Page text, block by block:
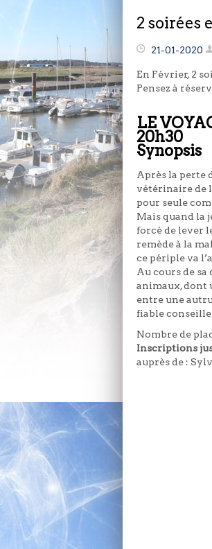
2 soirées
21-01-2020
En Février, 2
Pensez à
LE
20h30
Synopsis
Après la perte
vétérinaire de
pour seule
Mais quand la
forcé de lever
remède à la
ce périple va
Au cours de
animaux, dont
entre une
fiable
Nombre de
Inscriptions
auprès de :